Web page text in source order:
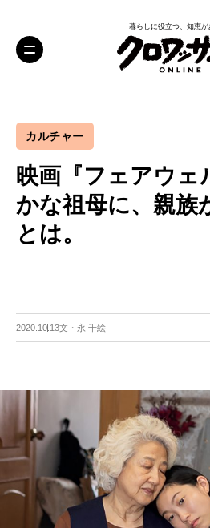
暮らしに役立つ、知恵が
カルチャー
映画『フェアウェ
かな祖母に、親族
とは。
2020.10.13文・永 千絵